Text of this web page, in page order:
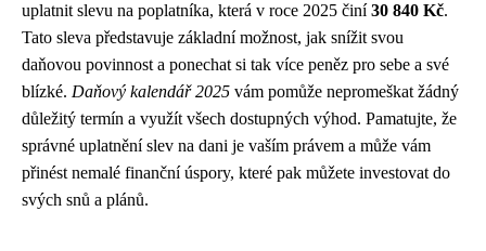
uplatnit slevu na poplatníka, která v roce 2025 činí30 840 Kč.
Tato sleva představuje základní možnost, jak snížit svou
daňovou povinnost a ponechat si tak více peněz pro sebe a své
blízké. Daňový kalendář 2025 vám pomůže nepromeškat žádný
důležitý termín a využít všech dostupných výhod. Pamatujte, že
správné uplatnění slev na dani je vaším právem a může vám
přinést nemalé finanční úspory, které pak můžete investovat do
svých snů a plánů.